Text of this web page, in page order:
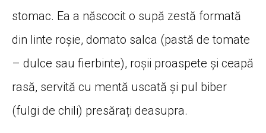
stomac. Ea a născocit o supă zestă formată
din linte roșie, domato salca (pastă de tomate
– dulce sau fierbinte), roșii proaspete și ceapă
rasă, servită cu mentă uscată și pul biber
(fulgi de chili) presărați deasupra.